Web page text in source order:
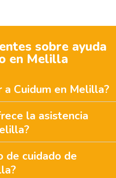
sobre ayuda
en Melilla
a Cuidum en Melilla?
la asistencia
de cuidado de